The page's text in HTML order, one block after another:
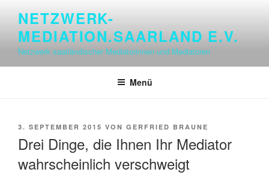
springen
NETZWERK-
MEDIATION.SAARLAND E.V.
Netzwerk saarländischer Mediatorinnen und Mediatoren
Menü
VERÖFFENTLICHT
3. SEPTEMBER 2015 VON GERFRIED BRAUNE
Drei Dinge, die Ihnen Ihr Mediator
wahrscheinlich verschweigt